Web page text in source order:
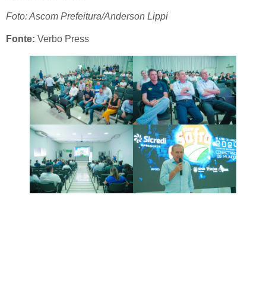
Foto: Ascom Prefeitura/Anderson Lippi
Fonte: Verbo Press